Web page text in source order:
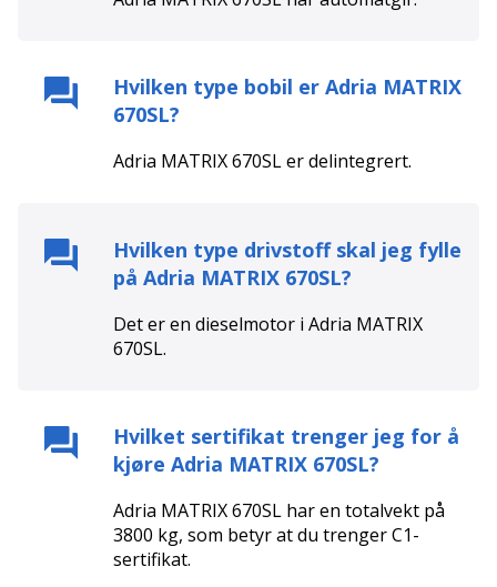
Hvilken type bobil er Adria MATRIX
670SL?
Adria MATRIX 670SLerdelintegrert.
Hvilken type drivstoff skal jeg fylle
på Adria MATRIX 670SL?
Det er en dieselmotor i Adria MATRIX
670SL.
Hvilket sertifikat trenger jeg for å
kjøre Adria MATRIX 670SL?
Adria MATRIX 670SL har en totalvekt på
3800 kg, som betyr at du trengerC1-
sertifikat.